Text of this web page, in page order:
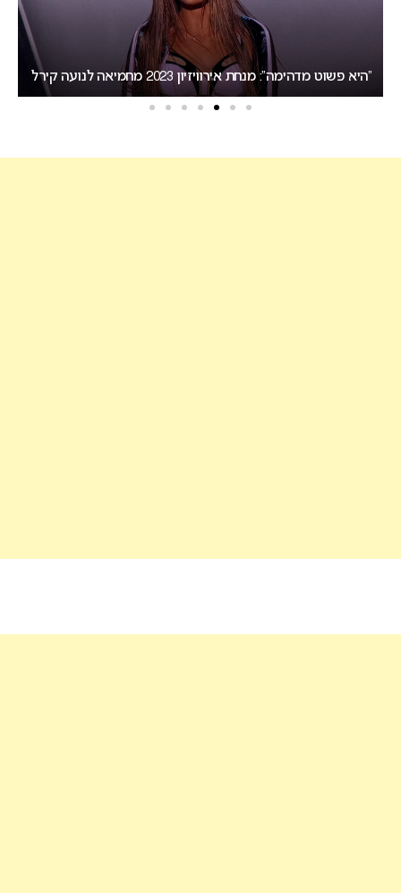
בורגס או סופיה: העיר המארחת של אירוויזיון 2027 תיחשף ביום
רביעי